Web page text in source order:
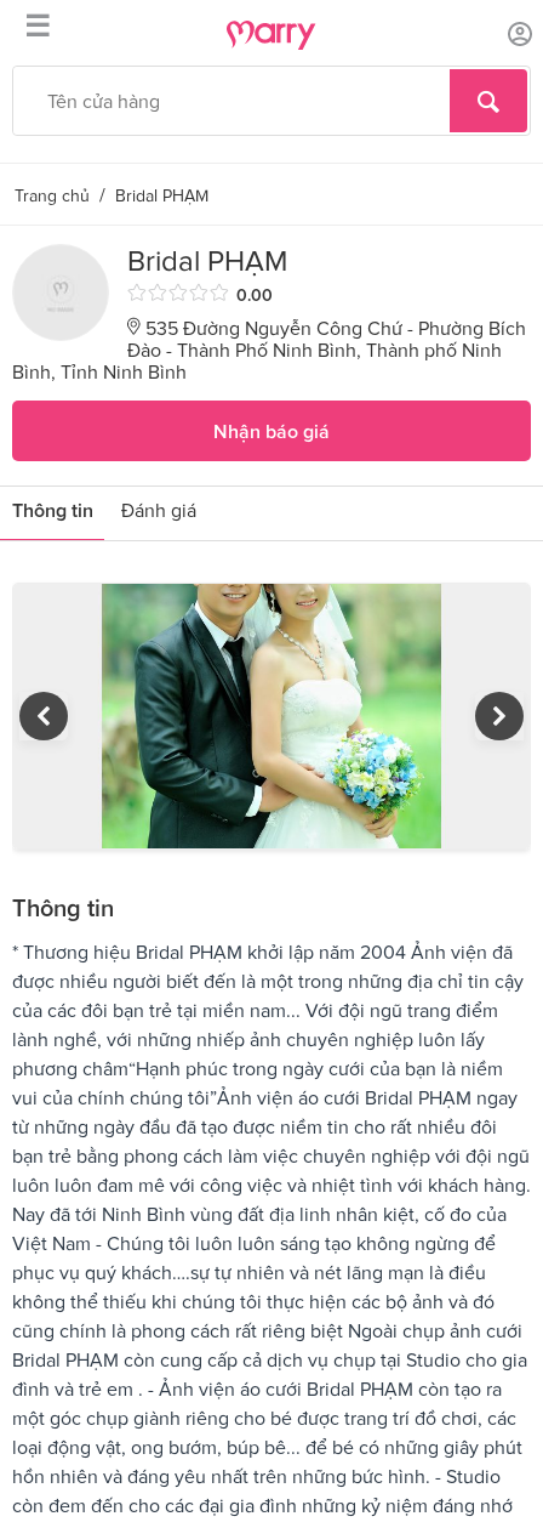
☰
Trang chủ / Bridal PHẠM
Bridal PHẠM
0.00
535 Đường Nguyễn Công Chứ - Phường Bích
Đào - Thành Phố Ninh Bình, Thành phố Ninh
Bình, Tỉnh Ninh Bình
Nhận báo giá
Thông tin Đánh giá
Thông tin
* Thương hiệu Bridal PHẠM khởi lập năm 2004 Ảnh viện đã
được nhiều người biết đến là một trong những địa chỉ tin cậy
của các đôi bạn trẻ tại miền nam... Với đội ngũ trang điểm
lành nghề, với những nhiếp ảnh chuyên nghiệp luôn lấy
phương châm“Hạnh phúc trong ngày cưới của bạn là niềm
vui của chính chúng tôi”Ảnh viện áo cưới Bridal PHẠM ngay
từ những ngày đầu đã tạo được niềm tin cho rất nhiều đôi
bạn trẻ bằng phong cách làm việc chuyên nghiệp với đội ngũ
luôn luôn đam mê với công việc và nhiệt tình với khách hàng.
Nay đã tới Ninh Bình vùng đất địa linh nhân kiệt, cố đo của
Việt Nam - Chúng tôi luôn luôn sáng tạo không ngừng để
phục vụ quý khách….sự tự nhiên và nét lãng mạn là điều
không thể thiếu khi chúng tôi thực hiện các bộ ảnh và đó
cũng chính là phong cách rất riêng biệt Ngoài chụp ảnh cưới
Bridal PHẠM còn cung cấp cả dịch vụ chụp tại Studio cho gia
đình và trẻ em . - Ảnh viện áo cưới Bridal PHẠM còn tạo ra
một góc chụp giành riêng cho bé được trang trí đồ chơi, các
loại động vật, ong bướm, búp bê... để bé có những giây phút
hồn nhiên và đáng yêu nhất trên những bức hình. - Studio
còn đem đến cho các đại gia đình những kỷ niệm đáng nhớ